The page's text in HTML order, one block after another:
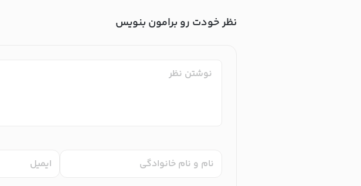
نظر خودت رو برامون بنویس
نام و نام خانوادگی ایمیل